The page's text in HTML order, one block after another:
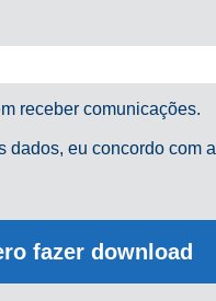
receber comunicações.
dados, eu concordo com a
fazer download